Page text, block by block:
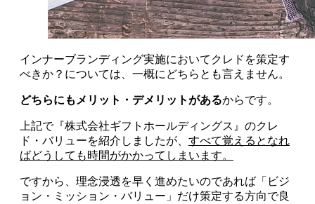
インナーブランディング実施においてクレドを策定す
べきか？については、一概にどちらとも言えません。
どちらにもメリット・デメリットがあるからです。
上記で『株式会社ギフトホールディングス』のクレ
ド・バリューを紹介しましたが、 すべて覚えるとなれ
ばどうしても時間がかかってしまいます。
ですから、理念浸透を早く進めたいのであれば「ビジ
ョン・ミッション・バリュー」だけ策定する方向で良